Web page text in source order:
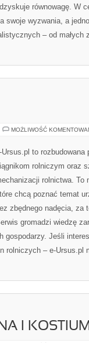
równowagę. W
wyzwania, a
– od małych
MOŻLIWOŚĆ
Ursus.pl to rozbudowana
rolniczym oraz
rolnictwa. To
chcą poznać temat
zbędnego nadęcia, za
gromadzi wiedzę
Jeśli
rolniczych – e-Ursus.pl
I